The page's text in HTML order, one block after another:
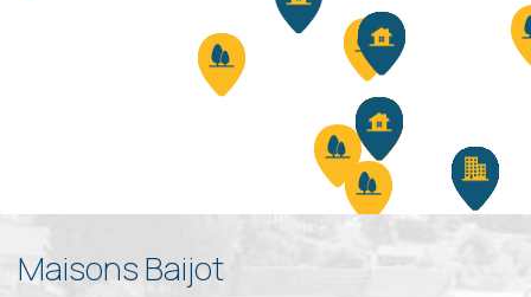
Maisons Baijot